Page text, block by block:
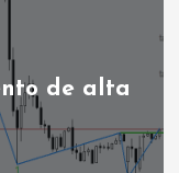
de alta